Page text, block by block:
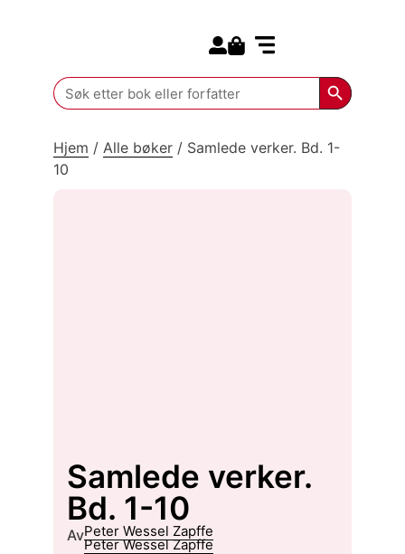
Search
for:
Search
Hjem / Alle bøker / Samlede verker. Bd. 1-
10
Samlede verker.
Bd. 1-10
AvPeter Wessel Zapffe
Peter Wessel Zapffe